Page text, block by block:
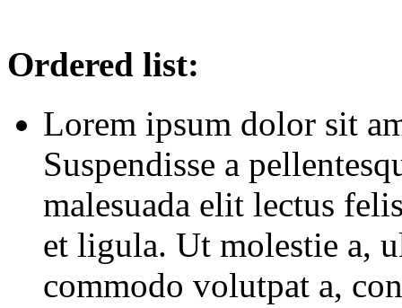
Ordered list:
Lorem ipsum dolor sit
Suspendisse a
malesuada elit lectus
et ligula. Ut molestie a,
commodo volutpat a,